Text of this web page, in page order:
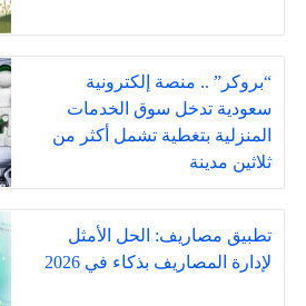
“بروكر” .. منصة إلكترونية
سعودية تدخل سوق الخدمات
المنزلية بتغطية تشمل أكثر من
ثلاثين مدينة
تطبيق مصاريف: الحل الأمثل
لإدارة المصاريف بذكاء في 2026